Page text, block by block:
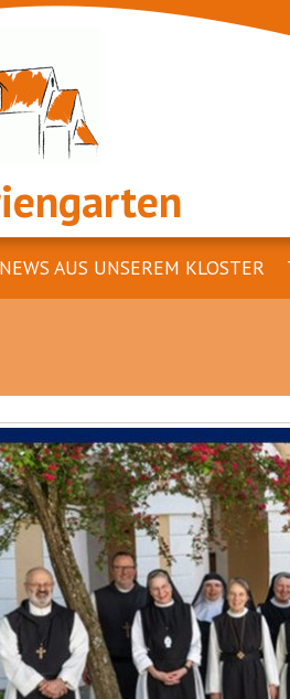
NEWS AUS UNSEREM KLOSTER